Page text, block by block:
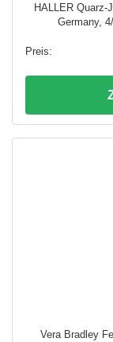
HALLER
Germany,
Vera Bradley